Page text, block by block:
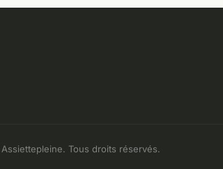
Tous droits réservés.